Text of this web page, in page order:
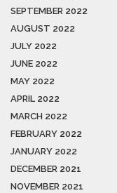
SEPTEMBER 2022
AUGUST 2022
JULY 2022
JUNE 2022
MAY 2022
APRIL 2022
MARCH 2022
FEBRUARY 2022
JANUARY 2022
DECEMBER 2021
NOVEMBER 2021